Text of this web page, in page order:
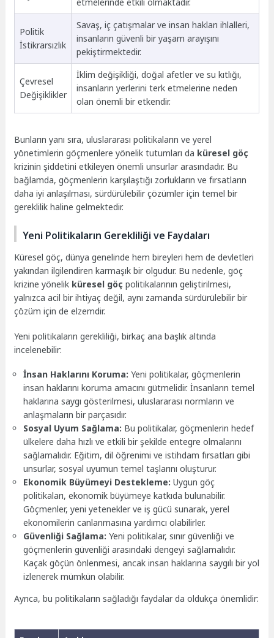
Politik
İstikrarsızlık
Savaş, iç çatışmalar ve insan hakları ihlalleri,
insanların güvenli bir yaşam arayışını
pekiştirmektedir.
Çevresel
Değişiklikler
İklim değişikliği, doğal afetler ve su kıtlığı,
insanların yerlerini terk etmelerine neden
olan önemli bir etkendir.
Bunların yanı sıra, uluslararası politikaların ve yerel
yönetimlerin göçmenlere yönelik tutumları da küresel göç
krizinin şiddetini etkileyen önemli unsurlar arasındadır. Bu
bağlamda, göçmenlerin karşılaştığı zorlukların ve fırsatların
daha iyi anlaşılması, sürdürülebilir çözümler için temel bir
gereklilik haline gelmektedir.
Yeni Politikaların Gerekliliği ve Faydaları
Küresel göç, dünya genelinde hem bireyleri hem de devletleri
yakından ilgilendiren karmaşık bir olgudur. Bu nedenle, göç
krizine yönelik küresel göç politikalarının geliştirilmesi,
yalnızca acil bir ihtiyaç değil, aynı zamanda sürdürülebilir bir
çözüm için de elzemdir.
Yeni politikaların gerekliliği, birkaç ana başlık altında
incelenebilir:
İnsan Haklarını Koruma: Yeni politikalar, göçmenlerin
insan haklarını koruma amacını gütmelidir. İnsanların temel
haklarına saygı gösterilmesi, uluslararası normların ve
anlaşmaların bir parçasıdır.
Sosyal Uyum Sağlama: Bu politikalar, göçmenlerin hedef
ülkelere daha hızlı ve etkili bir şekilde entegre olmalarını
sağlamalıdır. Eğitim, dil öğrenimi ve istihdam fırsatları gibi
unsurlar, sosyal uyumun temel taşlarını oluşturur.
Ekonomik Büyümeyi Destekleme: Uygun göç
politikaları, ekonomik büyümeye katkıda bulunabilir.
Göçmenler, yeni yetenekler ve iş gücü sunarak, yerel
ekonomilerin canlanmasına yardımcı olabilirler.
Güvenliği Sağlama: Yeni politikalar, sınır güvenliği ve
göçmenlerin güvenliği arasındaki dengeyi sağlamalıdır.
Kaçak göçün önlenmesi, ancak insan haklarına saygılı bir yol
izlenerek mümkün olabilir.
Ayrıca, bu politikaların sağladığı faydalar da oldukça önemlidir: